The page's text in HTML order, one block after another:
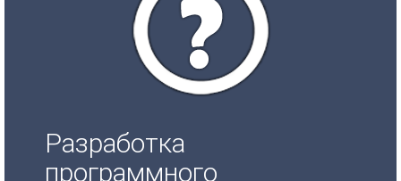
Разработка
программного